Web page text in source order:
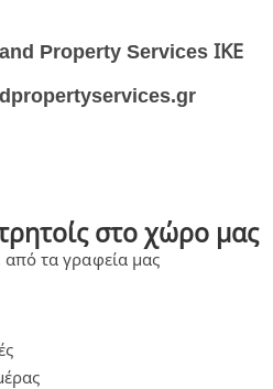
Property Services ΙΚΕ
στο χώρο μας
τα γραφεία μας